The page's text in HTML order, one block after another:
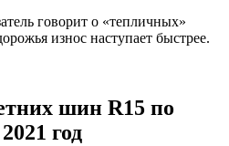
говорит о «тепличных»
износ наступает быстрее.
шин R15 по
год